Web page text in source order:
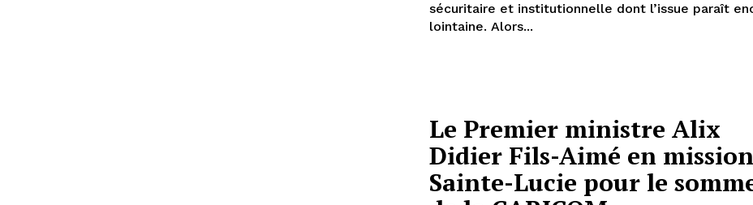
sécuritaire et institutionnelle dont l’issue paraît
lointaine. Alors...
Le Premier ministre Alix
Didier Fils-Aimé en
Sainte-Lucie pour le